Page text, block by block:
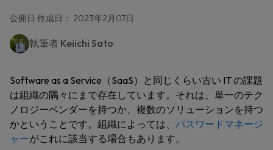
公開日 作成日： 2023年2月07日
執筆者 Keiichi Sato
Software as a Service（SaaS）と同じくらい古い IT の課題
は組織の隅々にまで存在しています。それは、単一のテク
ノロジーベンダーを持つか、複数のソリューションを持つ
かということです。組織によっては、 パスワードマネージ
ャーがこれに該当する場合もあります。